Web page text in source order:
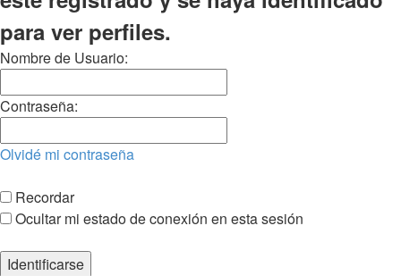
para ver perfiles.
Nombre de Usuario:
Contraseña:
Olvidé mi contraseña
Recordar
Ocultar mi estado de conexión en esta sesión